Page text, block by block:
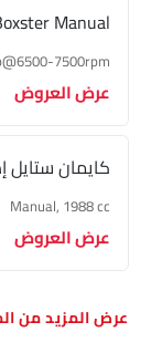
Manual
7500rpm
عرض العروض
كايمان ستايل
Manual, 1988 cc
عرض العروض
عرض المزيد من